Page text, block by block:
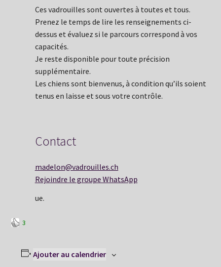
Ces vadrouilles sont ouvertes à toutes et tous.
Prenez le temps de lire les renseignements ci-
dessus et évaluez si le parcours correspond à vos
capacités.
Je reste disponible pour toute précision
supplémentaire.
Les chiens sont bienvenus, à condition qu’ils soient
tenus en laisse et sous votre contrôle.
Contact
madelon@vadrouilles.ch
Rejoindre le groupe WhatsApp
ue.
3
Ajouter au calendrier